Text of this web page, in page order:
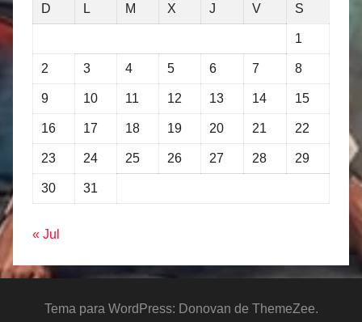
D
L M X J V S
1
2 3 4 5 6 7 8
9 10 11 12 13 14 15
16 17 18 19 20 21 22
23 24 25 26 27 28 29
30 31
« Jul
Tema para WordPress: Donovan de ThemeZee.